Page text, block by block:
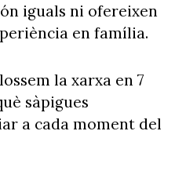
iguals ni ofereixen
en família.
la xarxa en 7
sàpigues
a cada moment del